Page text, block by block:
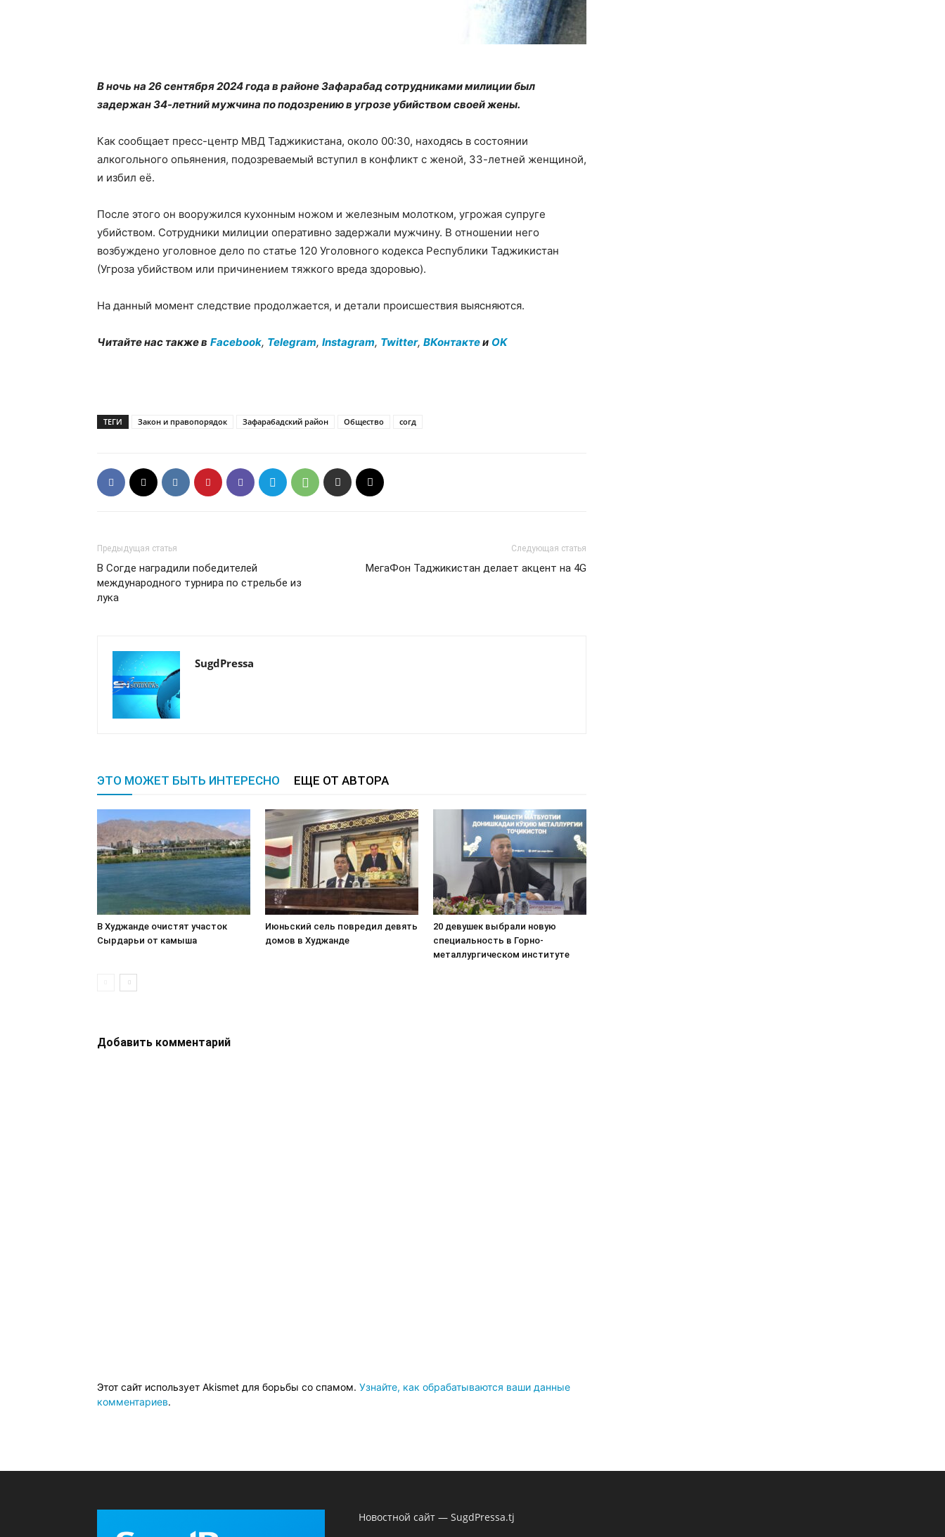
В ночь на 26 сентября 2024 года в районе Зафарабад сотрудниками милиции был
задержан 34-летний мужчина по подозрению в угрозе убийством своей жены.
Как сообщает пресс-центр МВД Таджикистана, около 00:30, находясь в состоянии
алкогольного опьянения, подозреваемый вступил в конфликт с женой, 33-летней женщиной,
и избил её.
После этого он вооружился кухонным ножом и железным молотком, угрожая супруге
убийством. Сотрудники милиции оперативно задержали мужчину. В отношении него
возбуждено уголовное дело по статье 120 Уголовного кодекса Республики Таджикистан
(Угроза убийством или причинением тяжкого вреда здоровью).
На данный момент следствие продолжается, и детали происшествия выясняются.
Читайте нас также в Facebook, Telegram, Instagram, Twitter, ВКонтактеи OK
ТЕГИ Закон и правопорядок Зафарабадский район Общество согд
Предыдущая статья
В Согде наградили победителей
международного турнира по стрельбе из
лука
Следующая статья
МегаФон Таджикистан делает акцент на 4G
SugdPressa
ЭТО МОЖЕТ БЫТЬ ИНТЕРЕСНО ЕЩЕ ОТ АВТОРА
В Худжанде очистят участок
Сырдарьи от камыша
Июньский сель повредил девять
домов в Худжанде
20 девушек выбрали новую
специальность в Горно-
металлургическом институте
Добавить комментарий
Этот сайт использует Akismet для борьбы со спамом. Узнайте, как обрабатываются ваши данные
комментариев.
Новостной сайт — SugdPressa.tj